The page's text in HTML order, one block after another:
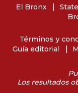
Los resultados
El Bronx
Términos y
Guía editorial